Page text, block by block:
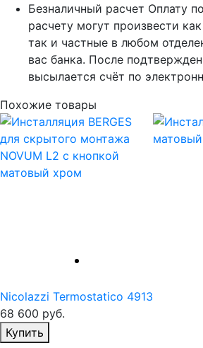
Безналичный расчет Оплату
расчету могут произвести
так и частные в любом
вас банка. После
высылается счёт по
Похожие товары
Nicolazzi Termostatico 4913
68 600 руб.
Купить